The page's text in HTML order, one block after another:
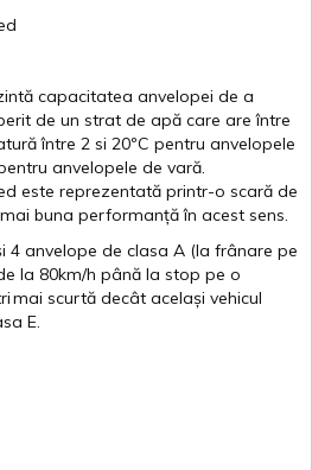
capacitatea anvelopei de a
de un strat de apă care areîntre
între 2 si 20ºC pentru anvelopele
anvelopele de vară.
este reprezentată printr-o scară de
mai buna performanță în acest sens.
4 anvelope de clasa A (la frânare pe
la 80km/h până la stop pe o
mai scurtă decât același vehicul
E.